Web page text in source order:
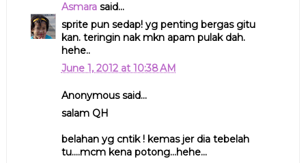
Asmarasaid...
sprite pun sedap! yg penting bergas gitu
kan. teringin nak mkn apam pulak dah.
hehe..
June 1, 2012 at 10:38 AM
Anonymous said...
salam QH
belahan yg cntik ! kemas jer dia tebelah
tu....mcm kena potong...hehe...